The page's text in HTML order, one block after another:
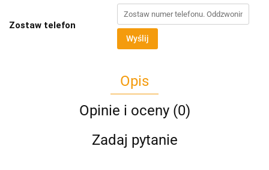
Zostaw telefon
Wyślij
Opis
Opinie i oceny (0)
Zadaj pytanie